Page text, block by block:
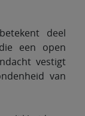
deel
een open
vestigt
van